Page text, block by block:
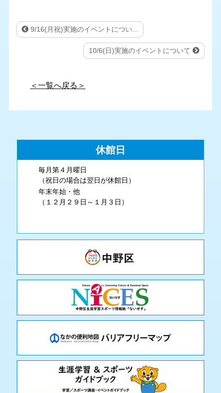
9/16(月祝)実施のイベントについ...
10/6(日)実施のイベントについて
＜一覧へ戻る＞
休館日
毎月第４月曜日
（祝日の場合は翌日が休館日）
年末年始・他
（１２月２９日～１月３日）